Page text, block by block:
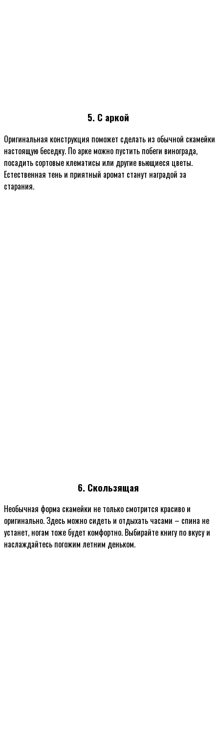
5. С аркой
Оригинальная конструкция поможет сделать из обычной скамейки
настоящую беседку. По арке можно пустить побеги винограда,
посадить сортовые клематисы или другие вьющиеся цветы.
Естественная тень и приятный аромат станут наградой за
старания.
6. Скользящая
Необычная форма скамейки не только смотрится красиво и
оригинально. Здесь можно сидеть и отдыхать часами – спина не
устанет, ногам тоже будет комфортно. Выбирайте книгу по вкусу и
наслаждайтесь погожим летним деньком.